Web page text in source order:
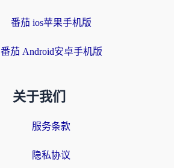
番茄 ios苹果手机版
番茄 Android安卓手机版
关于我们
服务条款
隐私协议